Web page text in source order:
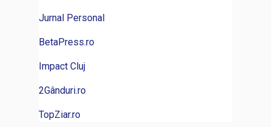
Jurnal Personal
BetaPress.ro
Impact Cluj
2Gânduri.ro
TopZiar.ro